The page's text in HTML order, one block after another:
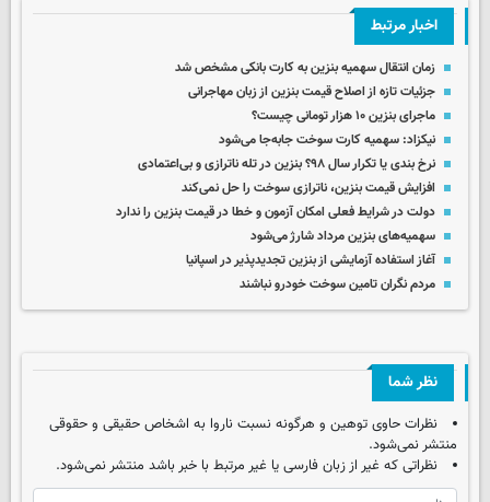
اخبار مرتبط
زمان انتقال سهمیه بنزین به کارت بانکی مشخص شد
جزئیات تازه از اصلاح قیمت بنزین از زبان مهاجرانی
ماجرای بنزین ۱۰ هزار تومانی چیست؟
نیکزاد: سهمیه کارت سوخت جابه‌جا می‌شود
نرخ بندی یا تکرار سال ۹۸؟ بنزین در تله‌ ناترازی و بی‌اعتمادی
افزایش قیمت بنزین، ناترازی سوخت را حل نمی‌کند
دولت در شرایط فعلی امکان آزمون و خطا در قیمت بنزین را ندارد
سهمیه‌های بنزین مرداد شارژ می‌شود
آغاز استفاده آزمایشی از بنزین تجدیدپذیر در اسپانیا
مردم نگران تامین سوخت خودرو نباشند
نظر شما
نظرات حاوی توهین و هرگونه نسبت ناروا به اشخاص حقیقی و حقوقی
منتشر نمی‌شود.
نظراتی که غیر از زبان فارسی یا غیر مرتبط با خبر باشد منتشر نمی‌شود.